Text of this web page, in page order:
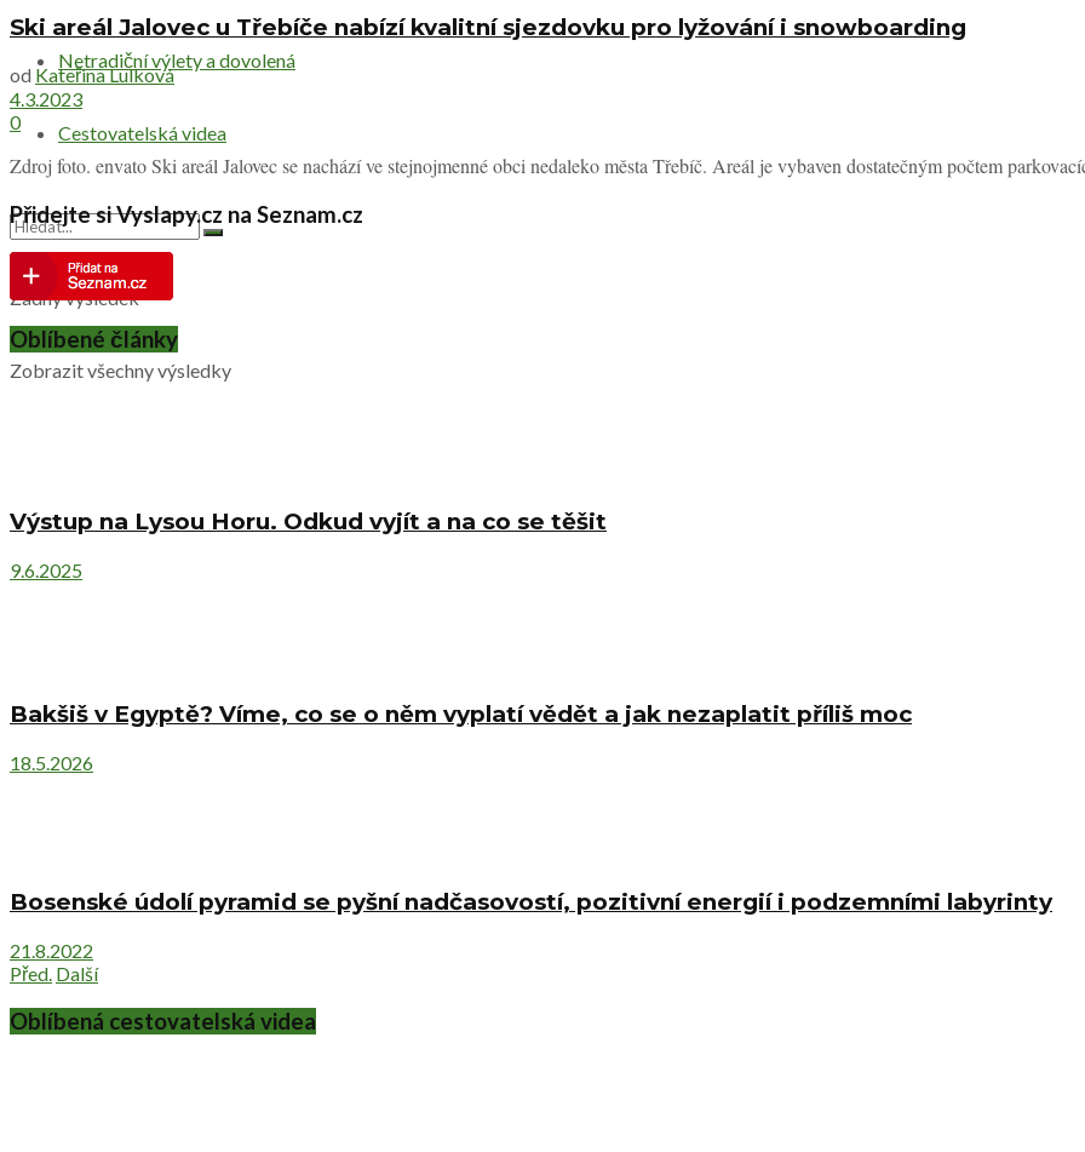
Netradiční výlety a dovolená
Cestovatelská videa
Žádný výsledek
Zobrazit všechny výsledky
Ski areál Jalovec u Třebíče nabízí kvalitní sjezdovku pro lyžování i snowboarding
od Kateřina Lulková
4.3.2023
0
Zdroj foto. envato Ski areál Jalovec se nachází ve stejnojmenné obci nedaleko města Třebíč. Areál je vybaven dostatečným počtem
Přidejte si Vyslapy.cz na Seznam.cz
Oblíbené články
Výstup na Lysou Horu. Odkud vyjít a na co se těšit
9.6.2025
Bakšiš v Egyptě? Víme, co se o něm vyplatí vědět a jak nezaplatit příliš moc
18.5.2026
Bosenské údolí pyramid se pyšní nadčasovostí, pozitivní energií i podzemními labyrinty
21.8.2022
Před. Další
Oblíbená cestovatelská videa